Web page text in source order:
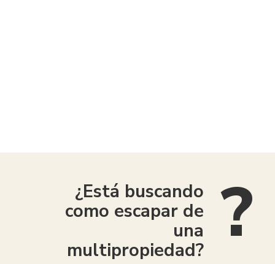
¿Está buscando
como escapar de
una
multipropiedad?